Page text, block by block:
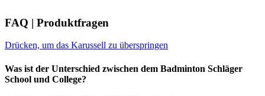
FAQ | Produktfragen
Drücken, um das Karussell zu überspringen
Was ist der Unterschied zwischen dem Badminton Schläger
School und College?